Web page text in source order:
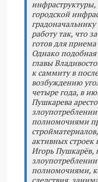
инфраструктуры,
городской
градоначальнику
работу так, что
готов для
Однако
главы
к саммиту в
возбуждению
четыре года, в
Пушкарева
полномочиями
активных строек
Игорь Пушкарёв,
полномочиями,